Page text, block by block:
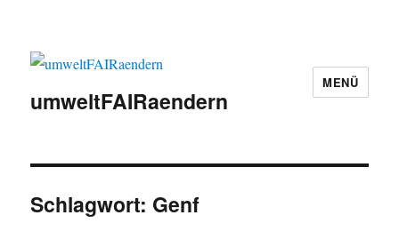
umweltFAIRaendern
MENÜ
Schlagwort: Genf